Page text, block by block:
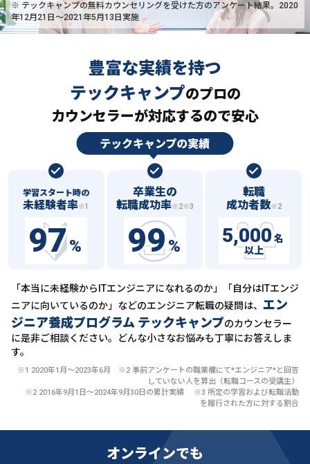
※ テックキャンプの無料カウンセリングを受けた方のアンケート結果。2020
年12月21日〜2021年5月13日実施
豊富な実績を持つ
テックキャンプのプロの
カウンセラーが対応するので安心
学習スタート時の
未経験者率※1
97%
卒業生の
転職成功率※2※3
99%
転職
成功者数※2
5,000 名
以上
「本当に未経験からITエンジニアになれるのか」「自分はITエンジ
ニアに向いているのか」などのエンジニア転職の疑問は、 エン
ジニア養成プログラム テックキャンプのカウンセラー
に是非ご相談ください。どんな小さなお悩みも丁寧にお答えしま
す。
※1 2020年1月〜2023年6月 ※2 事前アンケートの職業欄にて*エンジニア*と回答
していない人を算出（転職コースの受講生）
※2 2016年9月1日〜2024年9月30日の累計実績 ※3 所定の学習および転職活動
を履行された方に対する割合
オンラインでも